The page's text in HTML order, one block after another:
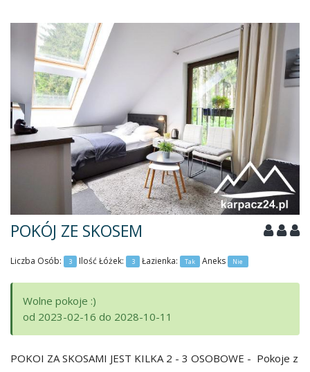
POKÓJ ZE SKOSEM
Liczba Osób: 3 Ilość Łóżek: 3 Łazienka: Tak Aneks Nie
Wolne pokoje :)
od 2023-02-16 do 2028-10-11
POKOI ZA SKOSAMI JEST KILKA 2 - 3 OSOBOWE - Pokoje z